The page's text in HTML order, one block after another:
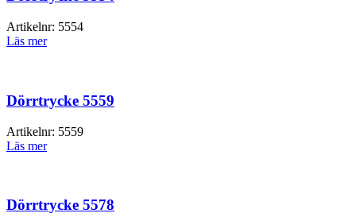
Artikelnr: 5554
Läs mer
Dörrtrycke 5559
Artikelnr: 5559
Läs mer
Dörrtrycke 5578